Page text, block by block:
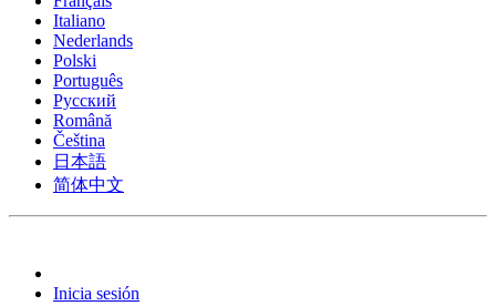
Italiano
Nederlands
Polski
Português
Pусский
Română
Čeština
日本語
简体中文
Inicia sesión